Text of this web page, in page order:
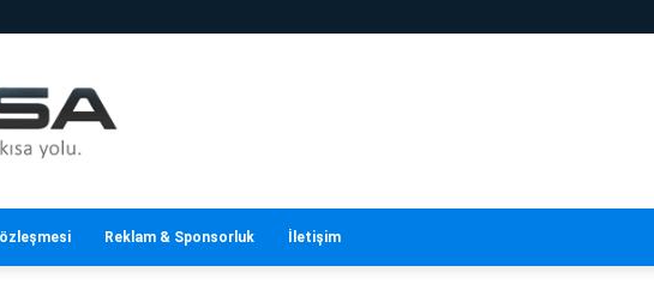
Reklam & Sponsorluk İletişim